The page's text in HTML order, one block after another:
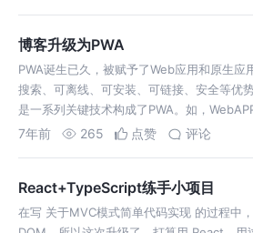
博客升级为PWA
PWA诞生已久，被赋予了Web应用和原生应
搜索、可离线、可安装、可链接、安全等优
是一系列关键技术构成了PWA。如，
7年前 265 点赞 评论
React+TypeScript练手小项目
在写 关于MVC模式简单代码实现 的过程中